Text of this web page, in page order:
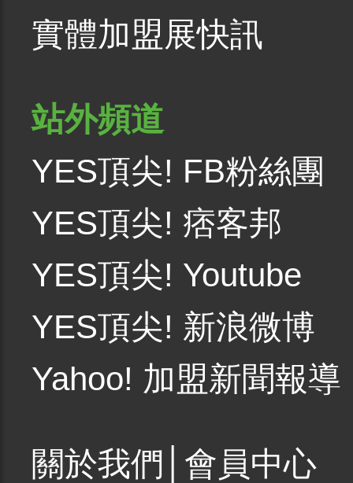
實體加盟展快訊
站外頻道
YES頂尖! FB粉絲團
YES頂尖! 痞客邦
YES頂尖! Youtube
YES頂尖! 新浪微博
Yahoo! 加盟新聞報導
關於我們
會員中心